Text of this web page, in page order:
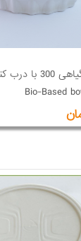
خورشتی گیاهی
Bio-Based